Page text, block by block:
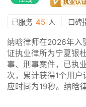
已服务 45 人 口碑
纳晗律师在2026年入
证执业律所为宁夏银
事、刑事案件，已执
次，累计获得1个用
应时间为19秒。纳晗